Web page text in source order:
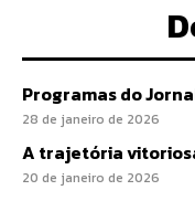
Programas do
28 de janeiro de 2026
A trajetória
20 de janeiro de 2026